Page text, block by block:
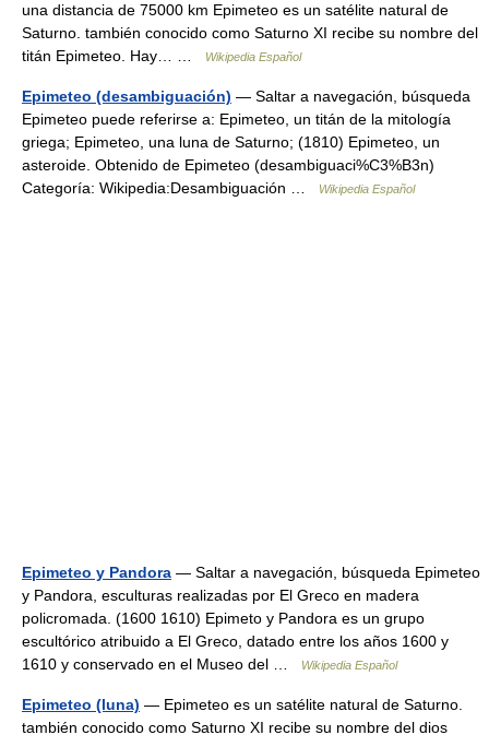
una distancia de 75000 km Epimeteo es un satélite natural de
Saturno. también conocido como Saturno XI recibe su nombre del
titán Epimeteo. Hay… …
Wikipedia Español
Epimeteo (desambiguación) — Saltar a navegación, búsqueda
Epimeteo puede referirse a: Epimeteo, un titán de la mitología
griega; Epimeteo, una luna de Saturno; (1810) Epimeteo, un
asteroide. Obtenido de Epimeteo (desambiguaci%C3%B3n)
Categoría: Wikipedia:Desambiguación …
Wikipedia Español
Epimeteo y Pandora — Saltar a navegación, búsqueda Epimeteo
y Pandora, esculturas realizadas por El Greco en madera
policromada. (1600 1610) Epimeto y Pandora es un grupo
escultórico atribuido a El Greco, datado entre los años 1600 y
1610 y conservado en el Museo del …
Wikipedia Español
Epimeteo (luna) — Epimeteo es un satélite natural de Saturno.
también conocido como Saturno XI recibe su nombre del dios